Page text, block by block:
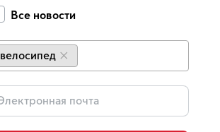
Все новости
велосипед